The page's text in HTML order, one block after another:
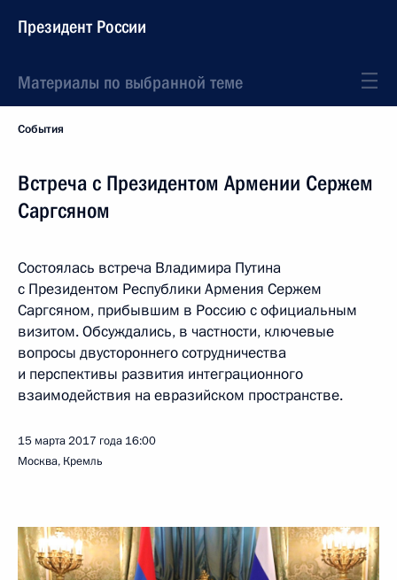
Президент России
Материалы по выбранной теме
События
Встреча с Президентом Армении Сержем
Саргсяном
Состоялась встреча Владимира Путина
с Президентом Республики Армения Сержем
Саргсяном, прибывшим в Россию с официальным
визитом. Обсуждались, в частности, ключевые
вопросы двустороннего сотрудничества
и перспективы развития интеграционного
взаимодействия на евразийском пространстве.
15 марта 2017 года 16:00
Москва, Кремль